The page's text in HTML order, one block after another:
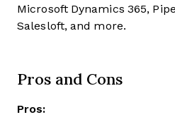
Microsoft Dynamics 365,
Salesloft, and more.
Pros and Cons
Pros: